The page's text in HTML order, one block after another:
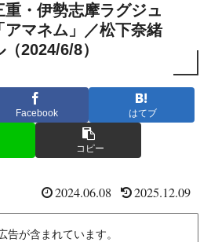
重・伊勢志摩ラグジュ
アマネム」／松下奈緒
2024/6/8）
Facebook はてブ
コピー
2024.06.08 2025.12.09
告が含まれています。